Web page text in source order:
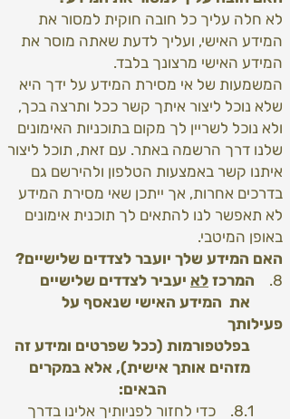
לא חלה עליך כל חובה חוקית למסור את
המידע האישי, ועליך לדעת שאתה מוסר את
המידע האישי מרצונך בלבד.
המשמעות של אי מסירת המידע על ידך היא
שלא נוכל ליצור איתך קשר ככל ותרצה בכך,
ולא נוכל לשריין לך מקום בתוכניות האימונים
שלנו דרך הרשמה באתר. עם זאת, תוכל ליצור
איתנו קשר באמצעות הטלפון ולהירשם גם
בדרכים אחרות, אך ייתכן שאי מסירת המידע
לא תאפשר לנו להתאים לך תוכנית אימונים
באופן המיטבי.
האם המידע שלך יועבר לצדדים שלישיים?
8.
המרכז לא יעביר לצדדים שלישיים
את המידע האישי שנאסף על
פעילותך
בפלטפורמות (ככל שפרטים ומידע זה
מזהים אותך אישית), אלא במקרים
הבאים: